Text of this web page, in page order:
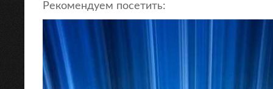
Рекомендуем посетить: